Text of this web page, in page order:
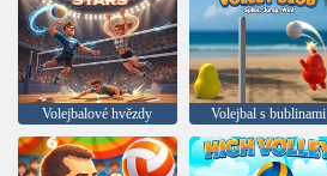
Volejbalové hvězdy Volejbal s bublinami